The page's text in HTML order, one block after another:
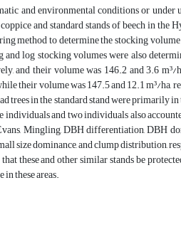
and environmental conditions or under
and standard stands of beech in the
method to determine the stocking
log stocking volumes were also
and their volume was 146.2 and 3.6
their volume was 147.5 and 12.1 m³/ha,
trees in the standard stand were primarily
and two individuals also
Mingling, DBH differentiation, DBH
size dominance, and clump distribution,
these and other similar stands be
these areas.